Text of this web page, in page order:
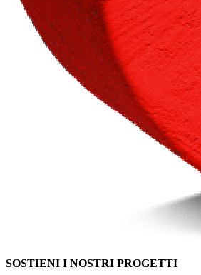
SOSTIENI I NOSTRI PROGETTI